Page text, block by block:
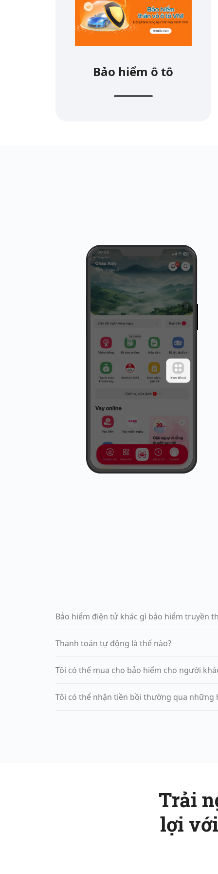
Bảo hiểm ô tô
Bảo hiểm điện tử khác gì bảo hiểm truyền
Thanh toán tự động là thế nào?
Tôi có thể mua cho bảo hiểm cho người
Tôi có thể nhận tiền bồi thường qua những
Trải
lợi